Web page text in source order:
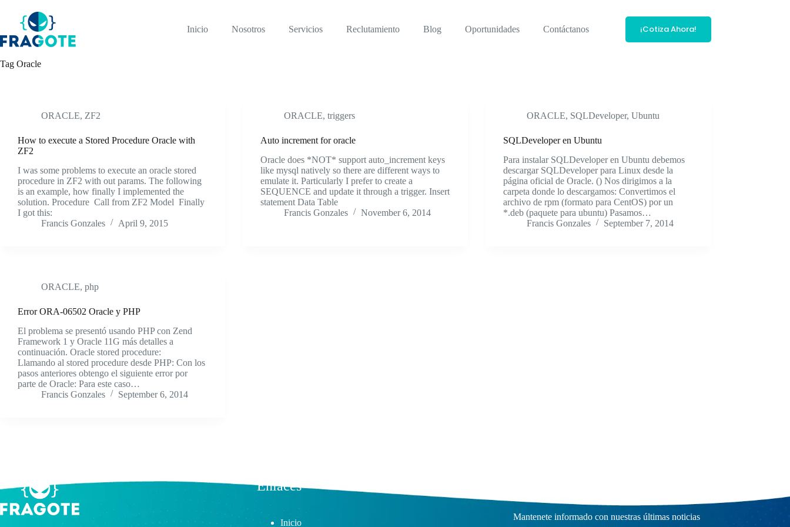
content
Inicio Nosotros Servicios Reclutamiento Blog Oportunidades Contáctanos ¡Cotiza Ahora!
Tag Oracle
ORACLE, ZF2
How to execute a Stored Procedure Oracle with
ZF2
I was some problems to execute an oracle stored
procedure in ZF2 with out params. The following
is an example, how finally I implemented the
solution. Procedure Call from ZF2 Model Finally
I got this:
Francis Gonzales
April 9, 2015
ORACLE,triggers
Auto increment for oracle
Oracle does *NOT* support auto_increment keys
like mysql natively so there are different ways to
emulate it. Particularly I prefer to create a
SEQUENCE and update it through a trigger. Insert
statement Data Table
Francis Gonzales
November 6, 2014
ORACLE, SQLDeveloper,Ubuntu
SQLDeveloper en Ubuntu
Para instalar SQLDeveloper en Ubuntu debemos
descargar SQLDeveloper para Linux desde la
página oficial de Oracle. () Nos dirigimos a la
carpeta donde lo descargamos: Convertimos el
archivo de rpm (formato para CentOS) por un
*.deb (paquete para ubuntu) Pasamos…
Francis Gonzales
September 7, 2014
ORACLE, php
Error ORA-06502 Oracle y PHP
El problema se presentó usando PHP con Zend
Framework 1 y Oracle 11G más detalles a
continuación. Oracle stored procedure:
Llamando al stored procedure desde PHP: Con los
pasos anteriores obtengo el siguiente error por
parte de Oracle: Para este caso…
Francis Gonzales
September 6, 2014
Enlaces
Inicio
Mantenete informado con nuestras últimas noticias